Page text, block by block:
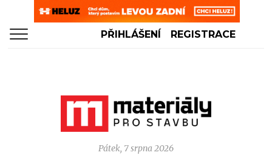
PŘIHLÁŠENÍ REGISTRACE
Pátek, 7 srpna 2026